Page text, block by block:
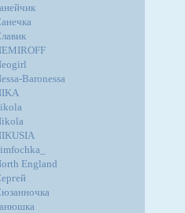
Baronessa
England